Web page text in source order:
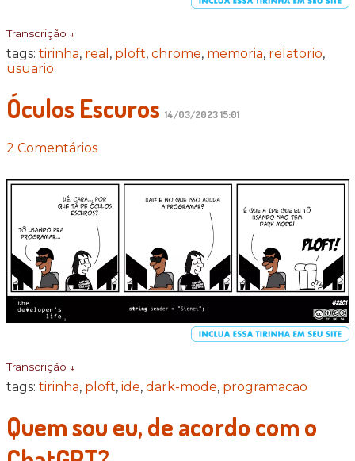
Transcrição ↓
tags: tirinha, real , ploft, chrome, memoria, relatorio,
usuario
Óculos Escuros 14/03/2023 15:01
2 Comentários
Transcrição ↓
tags: tirinha, ploft, ide, dark-mode, programacao
Quem sou eu, de acordo com o